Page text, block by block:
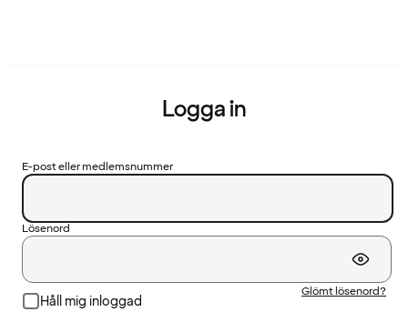
Logga in
E-post eller medlemsnummer
Lösenord
Håll mig inloggad
Glömt lösenord?